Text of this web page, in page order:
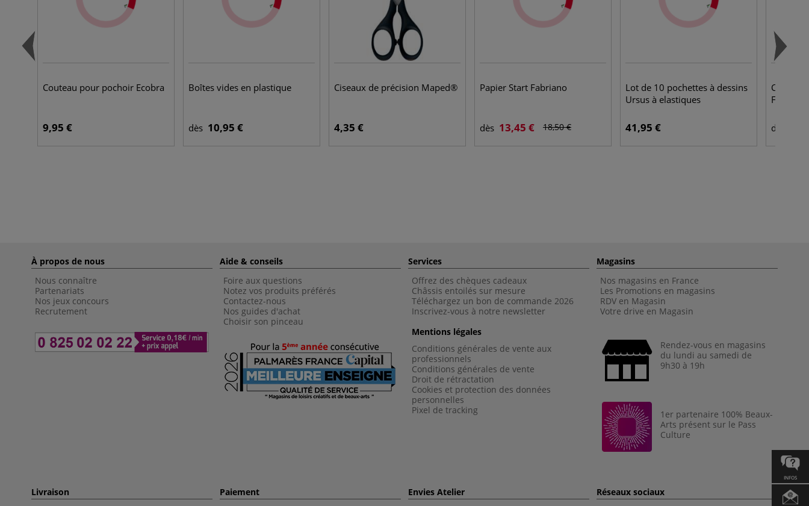
INFOS
Couteau pour pochoir Ecobra
9,95 €
Boîtes vides en plastique
dès 10,95 €
Ciseaux de précision Maped®
4,35 €
Papier Start Fabriano
dès 13,45 € 18,50 €
Lot de 10 pochettes à dessins
Ursus à elastiques
41,95 €
Crayons
FABER
dès
À propos de nous
Nous connaître
Partenariats
Nos jeux concours
Recrutement
Aide & conseils
Foire aux questions
Notez vos produits préférés
Contactez-nous
Nos guides d'achat
Choisir son pinceau
Services
Offrez des chèques cadeaux
Châssis entoilés sur mesure
Téléchargez un bon de commande 2026
Inscrivez-vous à notre newsletter
Mentions légales
Conditions générales de vente aux
professionnels
Conditions générales de vente
Droit de rétractation
Cookies et protection des données
personnelles
Pixel de tracking
Magasins
Nos magasins en France
Les Promotions en magasins
RDV en Magasin
Votre drive en Magasin
Rendez-vous en magasins
du lundi au samedi de
9h30 à 19h
1er partenaire 100% Beaux-
Arts présent sur le Pass
Culture
Livraison
Paiement
Envies Atelier
Réseaux sociaux